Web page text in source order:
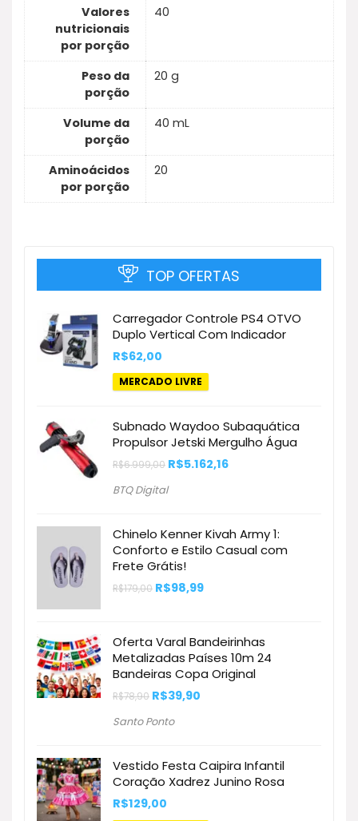
Valores
nutricionais
por porção
40
Peso da
porção
20 g
Volume da
porção
40 mL
Aminoácidos
por porção
20
TOP OFERTAS
Carregador Controle PS4 OTVO
Duplo Vertical Com Indicador
R$62,00
MERCADO LIVRE
Subnado Waydoo Subaquática
Propulsor Jetski Mergulho Água
R$6.999,00 O
original
R$5.162,16O
BTQ Digital
Chinelo Kenner Kivah Army 1:
Conforto e Estilo Casual com
Frete Grátis!
R$179,00 O
R$179,00.
R$98,99O
R$98,99.
Oferta Varal Bandeirinhas
Metalizadas Países 10m 24
Bandeiras Copa Original
R$78,90 O
original
R$39,90
Santo Ponto
Vestido Festa Caipira Infantil
Coração Xadrez Junino Rosa
R$129,00